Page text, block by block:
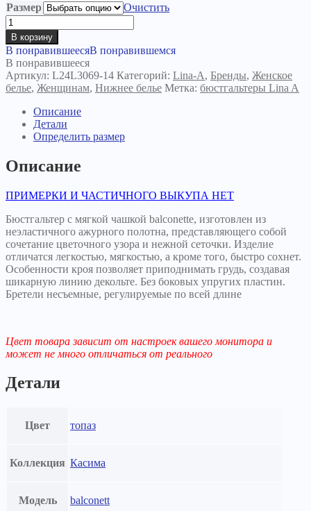
Размер
Очистить
Количество
товара
Бюстгальтер
Касима
топаз
В корзину
В понравившеесяВ понравившемся
В понравившееся
Артикул: L24L3069-14 Категорий: Lina-A, Бренды, Женское
белье, Женщинам, Нижнее белье Метка: бюстгальтеры Lina A
Описание
Детали
Определить размер
Описание
ПРИМЕРКИ И ЧАСТИЧНОГО ВЫКУПА НЕТ
Бюстгальтер с мягкой чашкой balconette, изготовлен из
неэластичного ажурного полотна, представляющего собой
сочетание цветочного узора и нежной сеточки. Изделие
отличатся легкостью, мягкостью, а кроме того, быстро сохнет.
Особенности кроя позволяет приподнимать грудь, создавая
шикарную линию декольте. Без боковых упругих пластин.
Бретели несъемные, регулируемые по всей длине
Цвет товара зависит от настроек вашего монитора и
может не много отличаться от реального
Детали
Цвет топаз
Коллекция Касима
Модель balconett